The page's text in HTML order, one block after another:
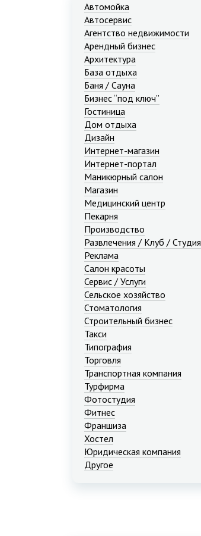
Автомойка
Автосервис
Агентство недвижимости
Арендный бизнес
Архитектура
База отдыха
Баня / Сауна
Бизнес “под ключ”
Гостиница
Дом отдыха
Дизайн
Интернет-магазин
Интернет-портал
Маникюрный салон
Магазин
Медицинский центр
Пекарня
Производство
Развлечения / Клуб / Студия
Реклама
Салон красоты
Сервис / Услуги
Сельское хозяйство
Стоматология
Строительный бизнес
Такси
Типография
Торговля
Транспортная компания
Турфирма
Фотостудия
Фитнес
Франшиза
Хостел
Юридическая компания
Другое